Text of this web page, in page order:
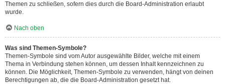
Themen zu schließen, sofern dies durch die Board-Administration erlaubt
wurde.
Nach oben
Was sind Themen-Symbole?
Themen-Symbole sind vom Autor ausgewählte Bilder, welche mit einem
Thema in Verbindung stehen können, um dessen Inhalt kennzeichnen zu
können. Die Möglichkeit, Themen-Symbole zu verwenden, hängt von deinen
Berechtigungen ab, die die Board-Administration gesetzt hat.